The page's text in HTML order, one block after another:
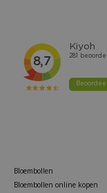
Bloembollen
Bloembollen online kopen